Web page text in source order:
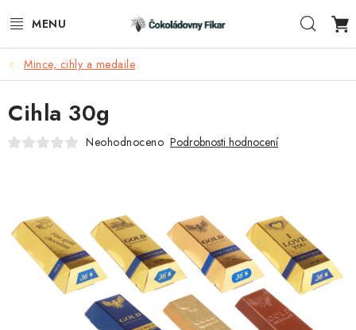
na
ESHOP
REKLAMNÍ VÝROBKY
O NÁS
AKTUALITY
KONTAKTY
FUNKČNÍ ČOKOLÁDA
Mince, cihly a medaile
Cihla 30g
Neohodnoceno Podrobnosti hodnocení